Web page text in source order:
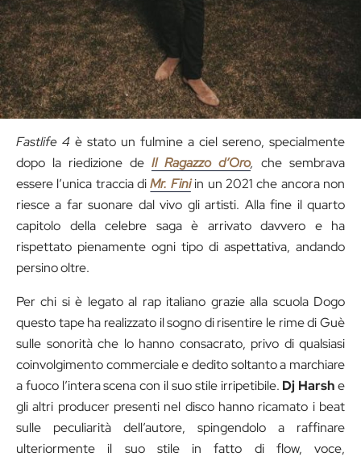
Fastlife 4 è stato un fulmine a ciel sereno, specialmente
dopo la riedizione de Il Ragazzo d’Oro, che sembrava
essere l’unica traccia diMr. Finiin un 2021 che ancora non
riesce a far suonare dal vivo gli artisti. Alla fine il quarto
capitolo della celebre saga è arrivato davvero e ha
rispettato pienamente ogni tipo di aspettativa, andando
persino oltre.
Per chi si è legato al rap italiano grazie alla scuola Dogo
questo tape ha realizzato il sogno di risentire le rime di Guè
sulle sonorità che lo hanno consacrato, privo di qualsiasi
coinvolgimento commerciale e dedito soltanto a marchiare
a fuoco l’intera scena con il suo stile irripetibile. Dj Harshe
gli altri producer presenti nel disco hanno ricamato i beat
sulle peculiarità dell’autore, spingendolo a raffinare
ulteriormente il suo stile in fatto di flow, voce,